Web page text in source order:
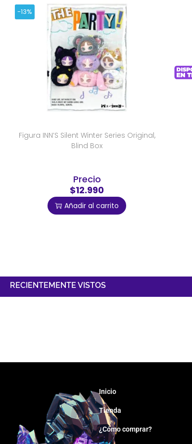
-13%
Figura INN’S Silent Winter Series Original,
Blind Box
Precio
$12.990
Añadir al carrito
RECIENTEMENTE VISTOS
Inicio
Tienda
¿Cómo comprar?